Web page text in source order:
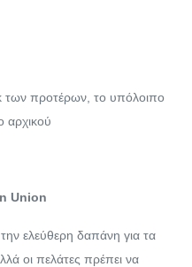
προτέρων, το υπόλοιπο
αρχικού
Union
ελεύθερη δαπάνη για τα
οι πελάτες πρέπει να